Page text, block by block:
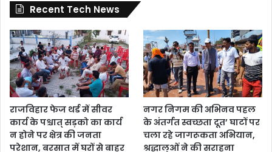
Recent Tech News
राजविहार फेज थर्ड में सीवर
कार्य के पश्चात् सड़को का कार्य
न होने पर क्षेत्र की जनता
परेशान, बरसात में घरों से बाहर
नगर निगम की अभिनव पहल
के अंतर्गत स्वच्छता दूत’ घाटों पर
चला रहे जागरूकता अभियान,
श्रद्धालुओं ने की सराहना